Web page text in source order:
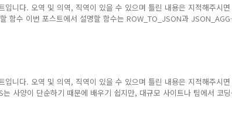
니다. 오역 및 의역, 직역이 있을 수 있으며 틀린 내용은 지적해주시면
함수 이번 포스트에서 설명할 함수는 ROW_TO_JSON과 JSON_AGG
형식은 다음과 같다. ROW_TO_JSON {"id":1,"name":"taro"}
[{"id":1,"name":"taro"},{"id":2,"name":"jiro"}] Array형식의
는 "복합 값"이라는 이름으로 등장한다..
니다. 오역 및 의역, 직역이 있을 수 있으며 틀린 내용은 지적해주시면
사양이 단순하기 때문에 배우기 쉽지만, 대규모 사이트나 팀에서 코딩
는 사양 외에 많은 지식이 요구된다. CSS의 사양을 구석구석 이해하
능숙하게 사용할 수 있다고 해도 그것으로 CSS의 스킬이 높다고는 말할